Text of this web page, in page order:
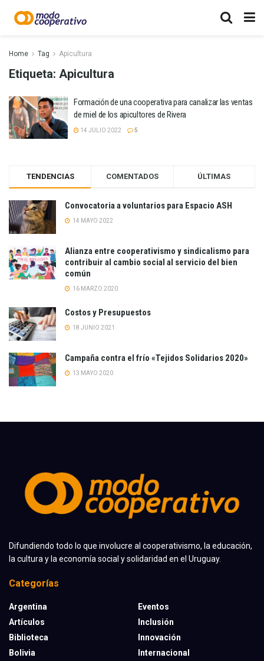
Home Tag Apicultura
Etiqueta: Apicultura
Formación de una cooperativa para canalizar las ventas
de miel de los apicultores de Rivera
14 JULIO 2022 5
TENDENCIAS COMENTADOS ÚLTIMAS
Convocatoria a voluntarios para Espacio ASH
14 MAYO 2022
Alianza entre cooperativismo y sindicalismo para
contribuir al cambio social al servicio del bien
común
16 MARZO 2020
Costos y Presupuestos
18 JUNIO 2021
Campaña contra el frío «Tejidos Solidarios 2020»
13 MAYO 2020
Difundiendo todo lo que involucre al cooperativismo, la educación,
la cultura y la economía social y solidaridad en el Uruguay.
Categorías
Argentina
Artículos
Biblioteca
Bolivia
Eventos
Inclusión
Innovación
Internacional